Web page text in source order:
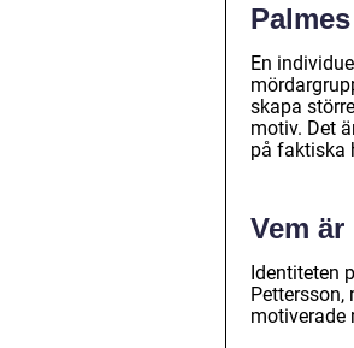
En
skapa
motiv. Det
på faktiska
Vem
Identiteten
Pettersson,
motiverade